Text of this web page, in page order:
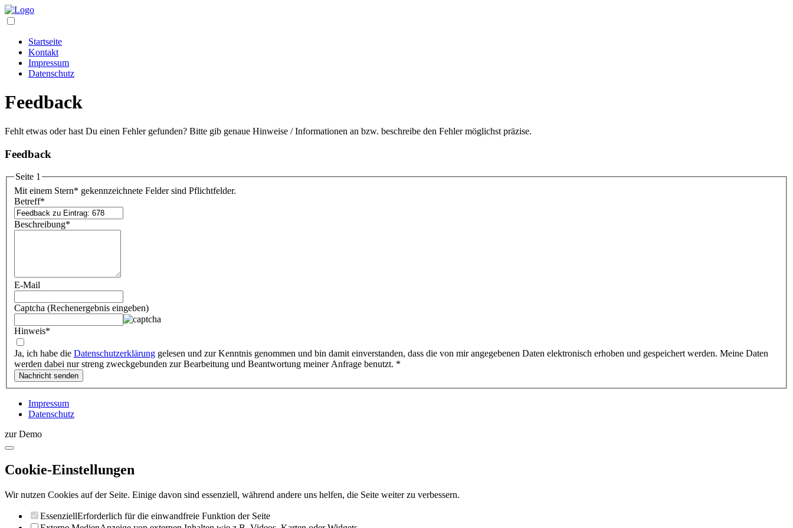
Startseite
Kontakt
Impressum
Datenschutz
Feedback
Fehlt etwas oder hast Du einen Fehler gefunden? Bitte gib genaue Hinweise / Informationen an bzw. beschreibe den Fehler möglichst präzise.
Feedback
Seite 1
Mit einem Stern* gekennzeichnete Felder sind Pflichtfelder.
Betreff*
Beschreibung*
E-Mail
Captcha (Rechenergebnis eingeben)
Hinweis*
Ja, ich habe die Datenschutzerklärung gelesen und zur Kenntnis genommen und bin damit einverstanden, dass die von mir angegebenen Daten elektronisch erhoben und gespeichert werden. Meine Daten
werden dabei nur streng zweckgebunden zur Bearbeitung und Beantwortung meiner Anfrage benutzt. *
Impressum
Datenschutz
zur Demo
Cookie-Einstellungen
Wir nutzen Cookies auf der Seite. Einige davon sind essenziell, während andere uns helfen, die Seite weiter zu verbessern.
EssenziellErforderlich für die einwandfreie Funktion der Seite